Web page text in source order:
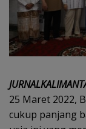
25 Maret 2022,
cukup panjang